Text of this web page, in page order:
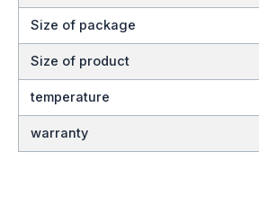
Size of package
Size of product
temperature
warranty